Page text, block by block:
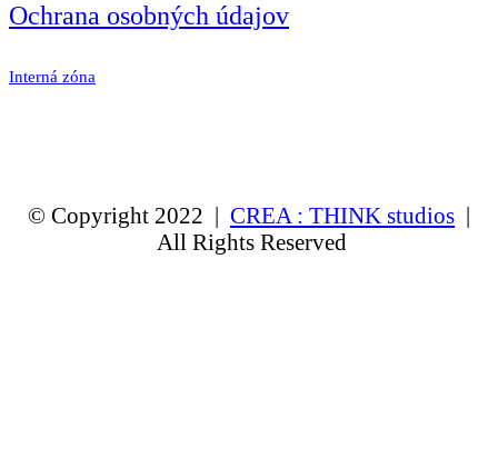
Ochrana osobných údajov
Interná zóna
© Copyright 2022 | CREA : THINK studios |
All Rights Reserved